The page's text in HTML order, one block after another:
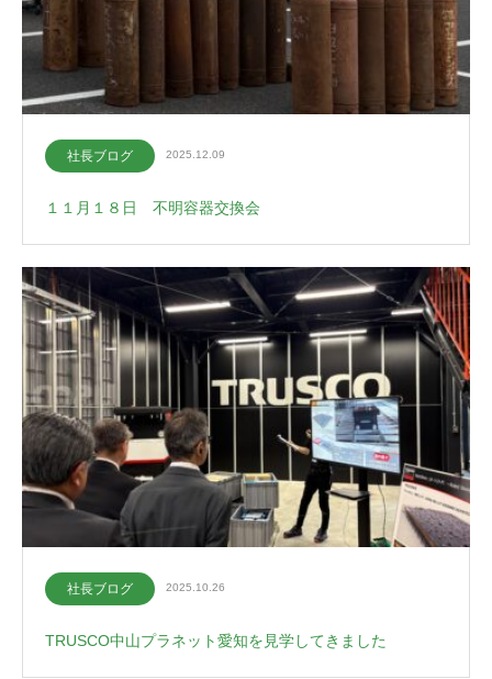
社長ブログ 2025.12.09
１１月１８日 不明容器交換会
社長ブログ 2025.10.26
TRUSCO中山プラネット愛知を見学してきました